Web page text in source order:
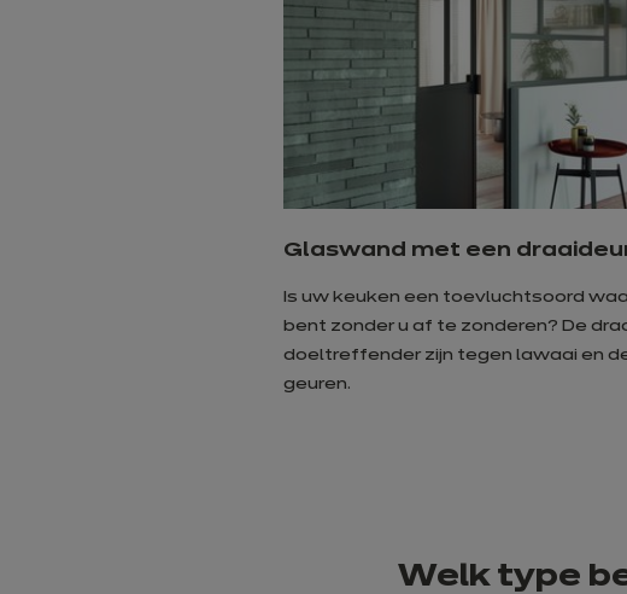
Glaswand met een
Is uw keuken een toevluchtsoord
bent zonder u af te zonderen? De
doeltreffender zijn tegen lawaai en
geuren.
Welk type